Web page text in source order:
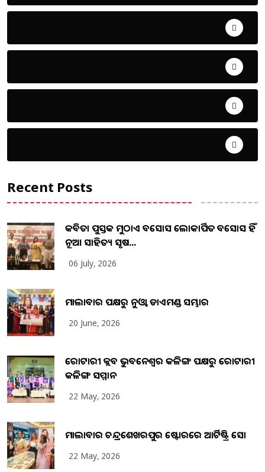
Recent Posts
କବିତା ପୁସ୍ତକ ମୁଠାଏ ଅବସୋସ ଲୋକାର୍ପିତ ଅବସୋସ ହିଁ
ନୂଆ ସାହିତ୍ୟ ସୃଷ...
06 July, 2026
ମାଲାବାର ପକ୍ଷରୁ ନୁଓ୍ବା ଡାଏମଣ୍ଡ ସମ୍ଭାର
20 June, 2026
ରୋଟାରୀ କ୍ଲବ ଭୁବନେଶ୍ୱର କଳିଙ୍ଗ ପକ୍ଷରୁ ରୋଟାରୀ
କଳିଙ୍ଗ ସମ୍ମାନ
22 May, 2026
ମାଲାବାର ଚନ୍ଦ୍ରଶେଖରପୁର ଷ୍ଟୋରରେ ଆର୍ଟିଷ୍ଟ୍ରି ସୋ
22 May, 2026